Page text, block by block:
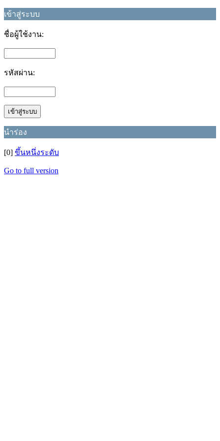
เข้าสู่ระบบ
ชื่อผู้ใช้งาน:
รหัสผ่าน:
นำร่อง
[0] ขึ้นหนึ่งระดับ
Go to full version